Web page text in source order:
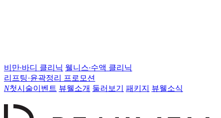
비만∙바디 클리닉 웰니스∙수액 클리닉
리프팅·윤곽정리 프로모션
N첫시술이벤트 뷰웰소개 둘러보기 패키지 뷰웰소식